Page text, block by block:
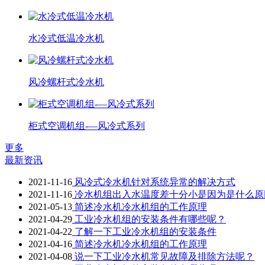
水冷式低温冷水机
风冷螺杆式冷水机
柜式空调机组-—风冷式系列
更多
最新资讯
2021-11-16 风冷式冷水机针对系统异常的解决方式
2021-11-16 冷水机组出入水温度差十分小是因为是什么原
2021-05-13 简述冷水机冷水机组的工作原理
2021-04-29 工业冷水机组的安装条件有哪些呢？
2021-04-22 了解一下工业冷水机组的安装条件
2021-04-16 简述冷水机冷水机组的工作原理
2021-04-08 说一下工业冷水机常见故障及排除方法呢？